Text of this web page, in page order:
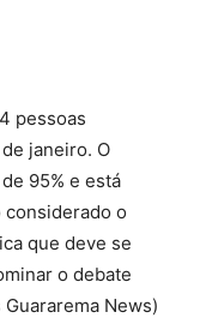
pessoas
janeiro. O
95% e está
o
que deve se
o debate
News)